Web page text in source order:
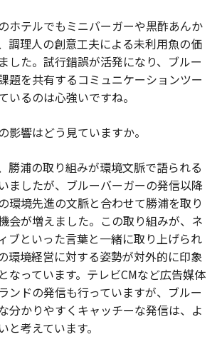
ホテルでもミニバーガーや黒酢あんか
調理人の創意工夫による未利用魚の価
した。試行錯誤が活発になり、ブルー
題を共有するコミュニケーションツー
いるのは心強いですね。
影響はどう見ていますか。
勝浦の取り組みが環境文脈で語られる
ましたが、ブルーバーガーの発信以降
環境先進の文脈と合わせて勝浦を取り
会が増えました。この取り組みが、ネ
ブといった言葉と一緒に取り上げられ
環境経営に対する姿勢が対外的に印象
なっています。テレビCMなど広告媒体
ンドの発信も行っていますが、ブルー
分かりやすくキャッチーな発信は、よ
と考えています。